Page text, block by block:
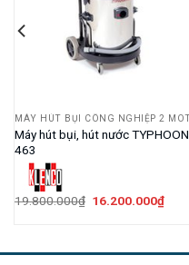
Máy hút bụi, hút nước TYPHOON
463
19.800.000₫ Giá
16.200.000₫Giá